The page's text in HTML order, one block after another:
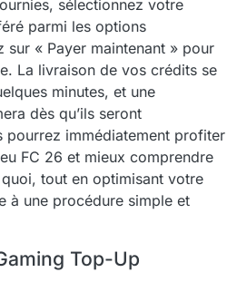
sélectionnez votre
parmi les options
sur « Payer maintenant » pour
La livraison de vos crédits se
minutes, et une
dès qu’ils seront
pourrez immédiatement profiter
FC 26 et mieux comprendre
tout en optimisant votre
à une procédure simple et
Top-Up